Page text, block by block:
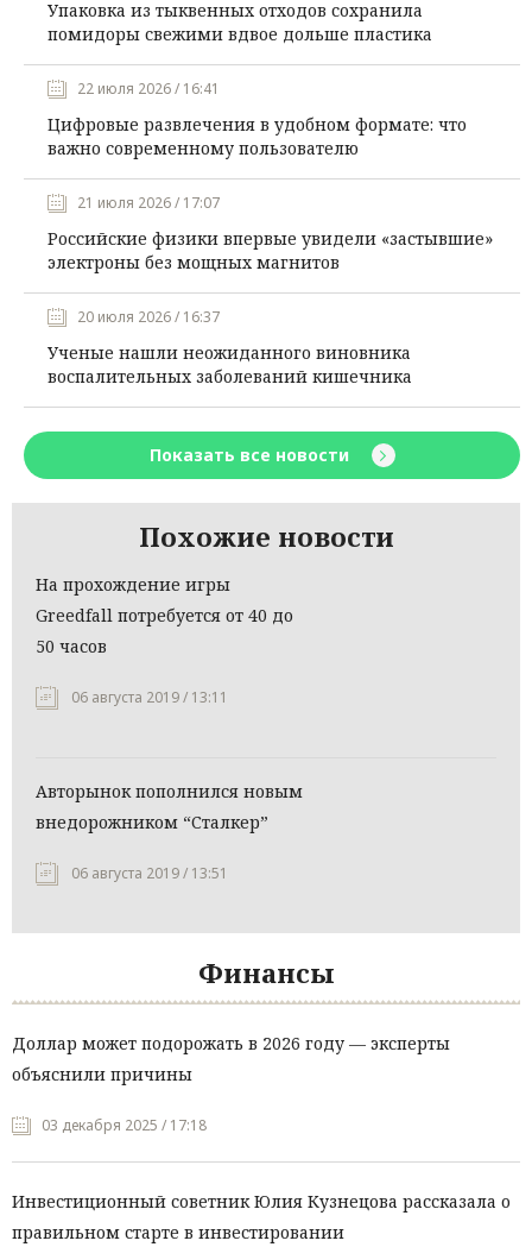
Упаковка из тыквенных отходов сохранила
помидоры свежими вдвое дольше пластика
22 июля 2026 / 16:41
Цифровые развлечения в удобном формате: что
важно современному пользователю
21 июля 2026 / 17:07
Российские физики впервые увидели «застывшие»
электроны без мощных магнитов
20 июля 2026 / 16:37
Ученые нашли неожиданного виновника
воспалительных заболеваний кишечника
Показать все новости
Похожие новости
На прохождение игры
Greedfall потребуется от 40 до
50 часов
06 августа 2019 / 13:11
Авторынок пополнился новым
внедорожником “Сталкер”
06 августа 2019 / 13:51
Финансы
Доллар может подорожать в 2026 году — эксперты
объяснили причины
03 декабря 2025 / 17:18
Инвестиционный советник Юлия Кузнецова рассказала о
правильном старте в инвестировании